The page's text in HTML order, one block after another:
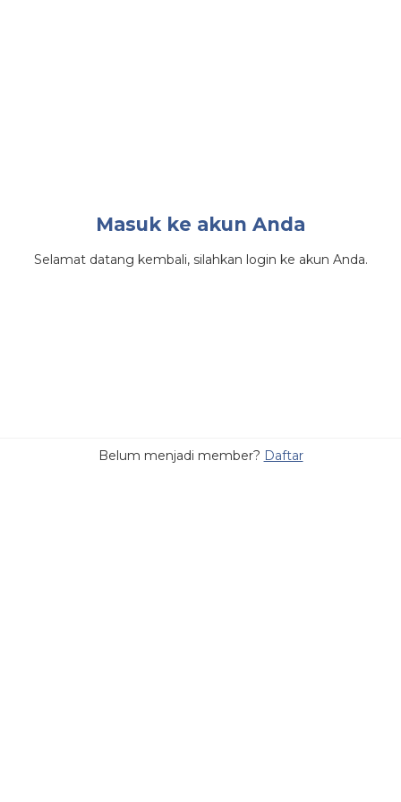
Masuk ke akun Anda
Selamat datang kembali, silahkan login ke akun Anda.
Belum menjadi member? Daftar